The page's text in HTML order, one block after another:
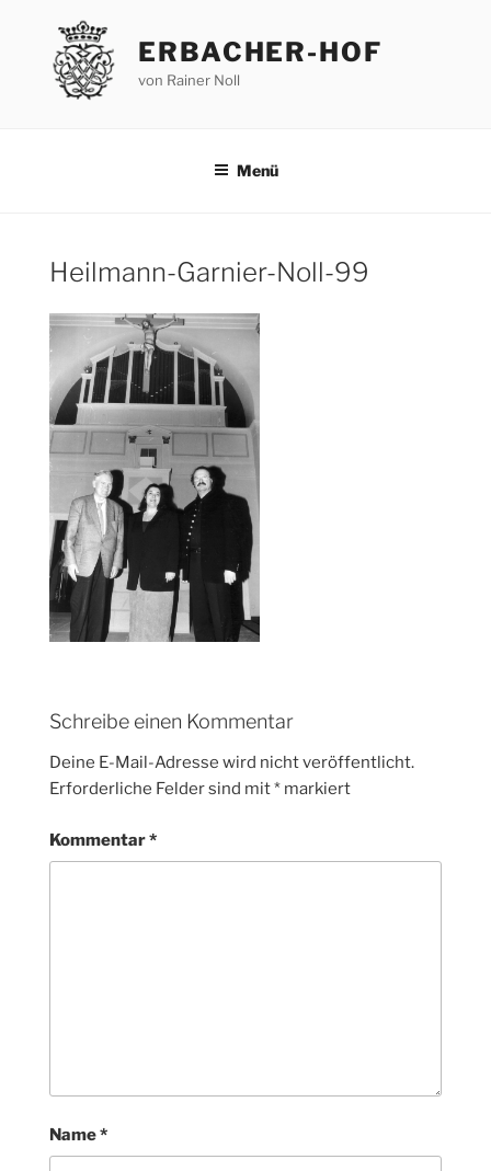
springen
ERBACHER-HOF
von Rainer Noll
Menü
Heilmann-Garnier-Noll-99
Schreibe einen Kommentar
Deine E-Mail-Adresse wird nicht veröffentlicht.
Erforderliche Felder sind mit* markiert
Kommentar*
Name*